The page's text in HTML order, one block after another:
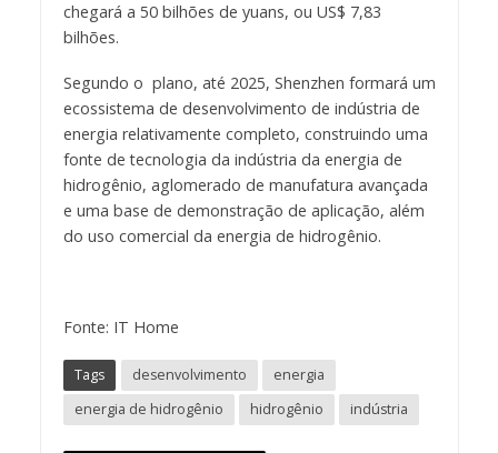
chegará a 50 bilhões de yuans, ou US$ 7,83
bilhões.
Segundo o plano, até 2025, Shenzhen formará um
ecossistema de desenvolvimento de indústria de
energia relativamente completo, construindo uma
fonte de tecnologia da indústria da energia de
hidrogênio, aglomerado de manufatura avançada
e uma base de demonstração de aplicação, além
do uso comercial da energia de hidrogênio.
Fonte: IT Home
Tags desenvolvimento
energia
energia de hidrogênio
hidrogênio indústria